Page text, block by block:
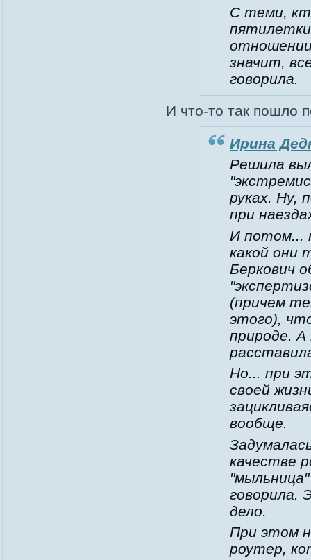
С теми,
значит,
говорила.
И что-то так пошло
Ирина
Решила
руках. Ну,
при
И потом...
какой они
Беркович
(причем
этого),
природе. А
Но... при
своей
вообще.
качестве
говорила.
дело.
При этом
роутер,